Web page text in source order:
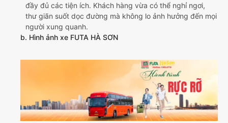
đầy đủ các tiện ích. Khách hàng vừa có thể nghỉ ngơi,
thư giãn suốt dọc đường mà không lo ảnh hưởng đến mọi
người xung quanh.
b. Hình ảnh xe FUTA HÀ SƠN